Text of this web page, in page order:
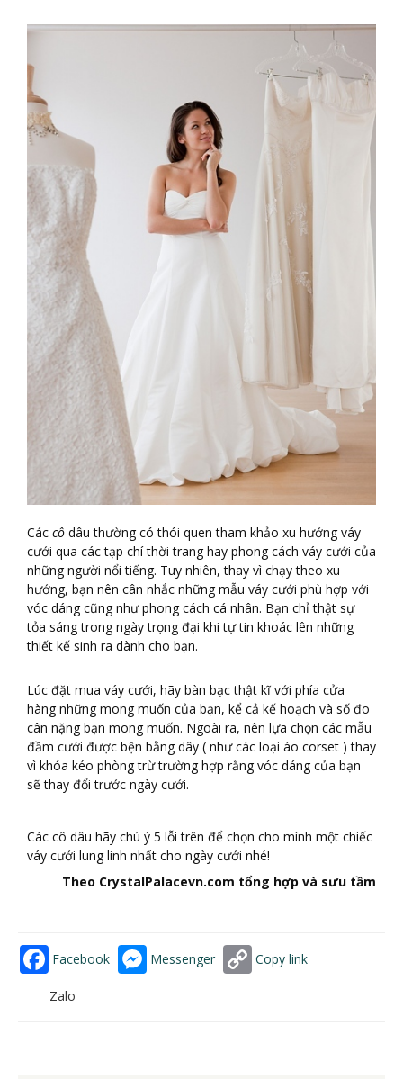
Các cô dâu thường có thói quen tham khảo xu hướng váy
cưới qua các tạp chí thời trang hay phong cách váy cưới của
những người nổi tiếng. Tuy nhiên, thay vì chạy theo xu
hướng, bạn nên cân nhắc những mẫu váy cưới phù hợp với
vóc dáng cũng như phong cách cá nhân. Bạn chỉ thật sự
tỏa sáng trong ngày trọng đại khi tự tin khoác lên những
thiết kế sinh ra dành cho bạn.
Lúc đặt mua váy cưới, hãy bàn bạc thật kĩ với phía cửa
hàng những mong muốn của bạn, kể cả kế hoạch và số đo
cân nặng bạn mong muốn. Ngoài ra, nên lựa chọn các mẫu
đầm cưới được bện bằng dây ( như các loại áo corset ) thay
vì khóa kéo phòng trừ trường hợp rằng vóc dáng của bạn
sẽ thay đổi trước ngày cưới.
Các cô dâu hãy chú ý 5 lỗi trên để chọn cho mình một chiếc
váy cưới lung linh nhất cho ngày cưới nhé!
Theo CrystalPalacevn.com tổng hợp và sưu tầm
Facebook Messenger Copy link
Zalo